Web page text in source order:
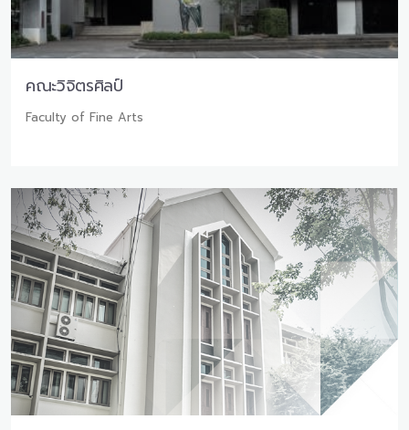
คณะวิจิตรศิลป์
Faculty of Fine Arts